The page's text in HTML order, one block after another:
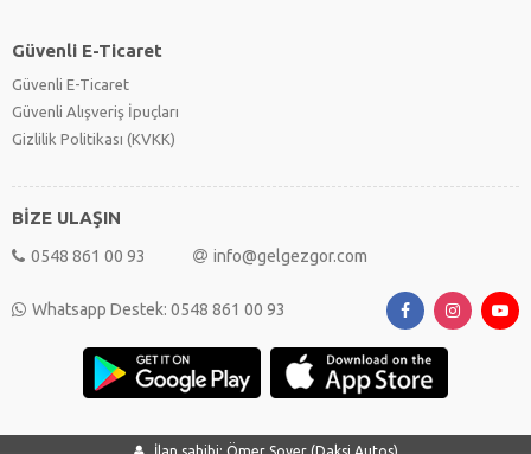
Güvenli E-Ticaret
Güvenli E-Ticaret
Güvenli Alışveriş İpuçları
Gizlilik Politikası (KVKK)
BİZE ULAŞIN
0548 861 00 93 info@gelgezgor.com
Whatsapp Destek: 0548 861 00 93